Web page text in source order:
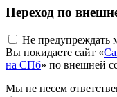
Переход по
Не предупреждать
Вы покидаете сайт «
на СПб» по внешней
Мы не несем